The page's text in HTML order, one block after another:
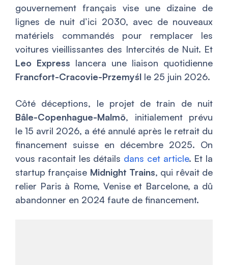
gouvernement français vise une dizaine de
lignes de nuit d’ici 2030, avec de nouveaux
matériels commandés pour remplacer les
voitures vieillissantes des Intercités de Nuit. Et
Leo Express lancera une liaison quotidienne
Francfort-Cracovie-Przemyśl le 25 juin 2026.
Côté déceptions, le projet de train de nuit
Bâle-Copenhague-Malmö, initialement prévu
le 15 avril 2026, a été annulé après le retrait du
financement suisse en décembre 2025. On
vous racontait les détails dans cet article. Et la
startup française Midnight Trains, qui rêvait de
relier Paris à Rome, Venise et Barcelone, a dû
abandonner en 2024 faute de financement.